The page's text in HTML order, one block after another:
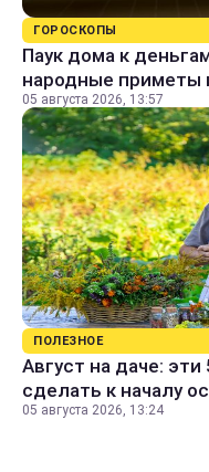
ГОРОСКОПЫ
Паук дома к
народные приметы
05 августа 2026, 13:57
ПОЛЕЗНОЕ
Август на даче:
сделать к началу
05 августа 2026, 13:24